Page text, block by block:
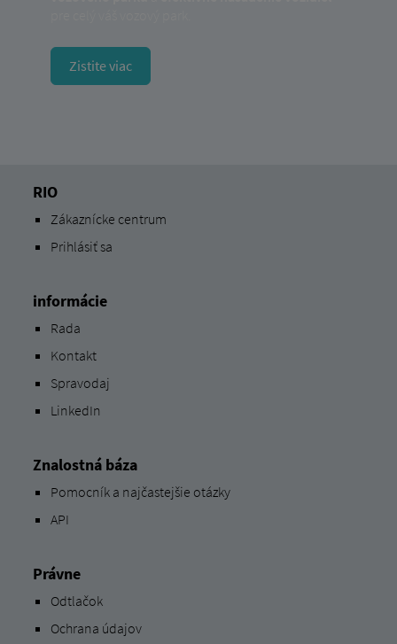
Zistite viac
RIO
Zákaznícke centrum
Prihlásiť sa
informácie
Rada
Kontakt
Spravodaj
LinkedIn
Znalostná báza
Pomocník a najčastejšie otázky
API
Právne
Odtlačok
Ochrana údajov